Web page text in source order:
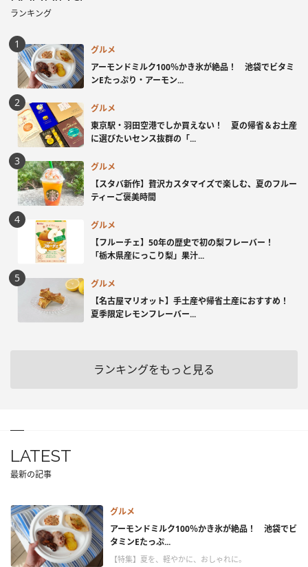
ランキング
グルメ
アーモンドミルク100％かき氷が絶品！ 池袋でビタミ
ンEたっぷり・アーモン...
グルメ
東京駅・羽田空港でしか買えない！ 夏の帰省＆お土産
に選びたいセンス抜群の「...
グルメ
【スタバ新作】贅沢カスタマイズで楽しむ、夏のフルー
ティーご褒美時間
グルメ
【フルーチェ】50年の歴史で初の梨フレーバー！
「栃木県産にっこり梨」果汁...
グルメ
【名古屋マリオット】手土産や帰省土産におすすめ！
夏季限定レモンフレーバー...
ランキングをもっと見る
LATEST
最新の記事
グルメ
アーモンドミルク100％かき氷が絶品！ 池袋でビ
タミンEたっぷ...
【特集】夏を、軽やかに、おしゃれに。